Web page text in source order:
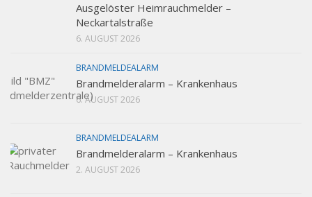
Ausgelöster Heimrauchmelder –
Neckartalstraße
6. AUGUST 2026
BRANDMELDEALARM
Brandmelderalarm – Krankenhaus
6. AUGUST 2026
BRANDMELDEALARM
Brandmelderalarm – Krankenhaus
2. AUGUST 2026